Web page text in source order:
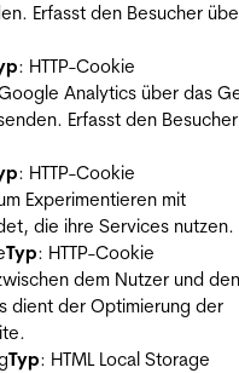
Erfasst den Besucher
: HTTP-Cookie
Analytics über das
Erfasst den
: HTTP-Cookie
Experimentieren mit
die ihre Services nutzen.
Typ: HTTP-Cookie
dem Nutzer und den
dient der Optimierung der
Typ: HTML Local Storage